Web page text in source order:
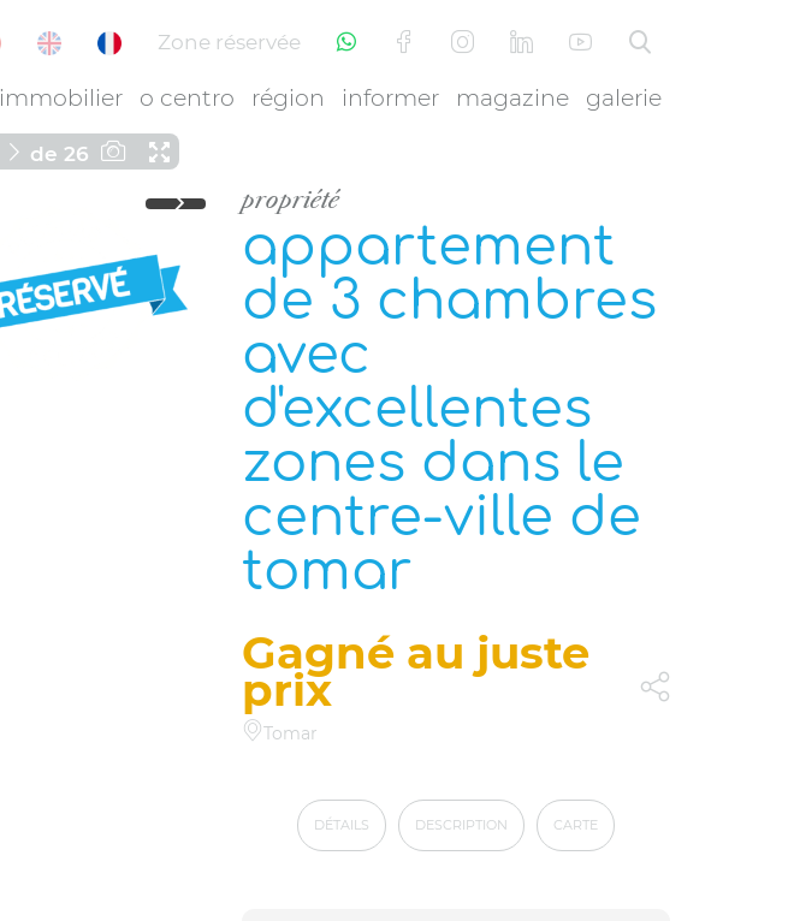
Zone réservée
immobilier o centro région informer magazine galerie
de 26
propriété
appartement
de 3 chambres
avec
d'excellentes
zones dans le
centre-ville de
tomar
Gagné au juste
prix
Tomar
DÉTAILS DESCRIPTION CARTE